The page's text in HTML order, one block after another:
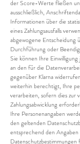
der Score-Werte fließen
ausschließlich,
Informationen über die
eines Zahlungsausfalls
abgewogene Entscheidung
Durchführung oder
Sie können Ihre
an den für die
gegenüber Klarna
weiterhin berechtigt, Ihre
verarbeiten, sofern dies zur
Zahlungsabwicklung
Ihre Personenangaben
den geltenden
entsprechend den Angaben